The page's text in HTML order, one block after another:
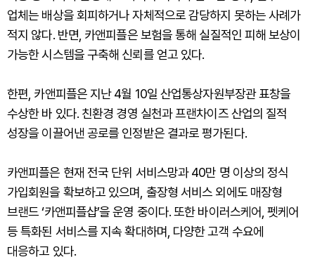
업체는 배상을 회피하거나 자체적으로 감당하지 못하는 사례가
적지 않다. 반면, 카앤피플은 보험을 통해 실질적인 피해 보상이
가능한 시스템을 구축해 신뢰를 얻고 있다.
한편, 카앤피플은 지난 4월 10일 산업통상자원부장관 표창을
수상한 바 있다. 친환경 경영 실천과 프랜차이즈 산업의 질적
성장을 이끌어낸 공로를 인정받은 결과로 평가된다.
카앤피플은 현재 전국 단위 서비스망과 40만 명 이상의 정식
가입회원을 확보하고 있으며, 출장형 서비스 외에도 매장형
브랜드 ‘카앤피플샵’을 운영 중이다. 또한 바이러스케어, 펫케어
등 특화된 서비스를 지속 확대하며, 다양한 고객 수요에
대응하고 있다.